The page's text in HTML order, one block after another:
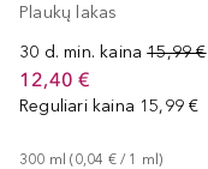
Plaukų lakas
30 d. min. kaina 15,99 €
12,40 €
Reguliari kaina 15,99 €
300 ml (0,04 € / 1 ml)